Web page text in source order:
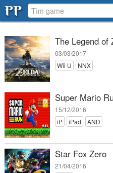
The Legend of
03/03/2017
Wii U
NNX
Super Mario
15/12/2016
iP
iPad AND
Star Fox Zero
21/04/2016